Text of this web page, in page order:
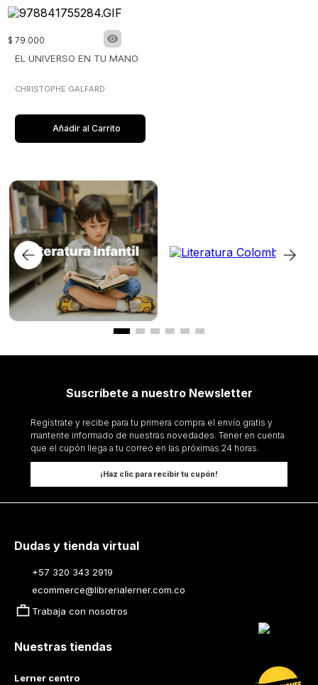
$ 79.000
EL UNIVERSO EN TU MANO
CHRISTOPHE GALFARD
Añadir al Carrito
Suscríbete a nuestro Newsletter
Regístrate y recibe para tu primera compra el envío gratis y
mantente informado de nuestras novedades. Tener en cuenta
que el cupón llega a tu correo en las próximas 24 horas.
¡Haz clic para recibir tu cupón!
Dudas y tienda virtual
+57 320 343 2919
ecommerce@librerialerner.com.co
Trabaja con nosotros
Nuestras tiendas
Lerner centro